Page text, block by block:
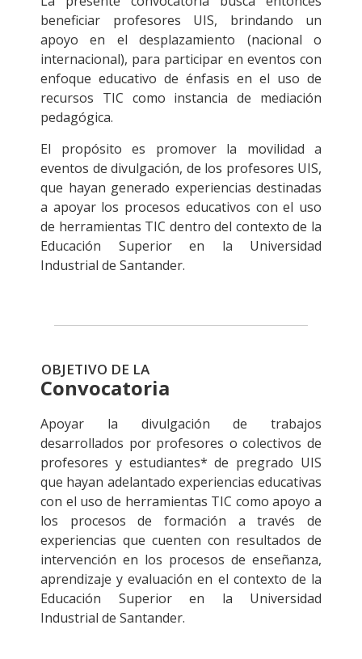
beneficiar profesores UIS, brindando un
apoyo en el desplazamiento (nacional o
internacional), para participar en eventos con
enfoque educativo de énfasis en el uso de
recursos TIC como instancia de mediación
pedagógica.
El propósito es promover la movilidad a
eventos de divulgación, de los profesores UIS,
que hayan generado experiencias destinadas
a apoyar los procesos educativos con el uso
de herramientas TIC dentro del contexto de la
Educación Superior en la Universidad
Industrial de Santander.
OBJETIVO DE LA
Convocatoria
Apoyar la divulgación de trabajos
desarrollados por profesores o colectivos de
profesores y estudiantes* de pregrado UIS
que hayan adelantado experiencias educativas
con el uso de herramientas TIC como apoyo a
los procesos de formación a través de
experiencias que cuenten con resultados de
intervención en los procesos de enseñanza,
aprendizaje y evaluación en el contexto de la
Educación Superior en la Universidad
Industrial de Santander.